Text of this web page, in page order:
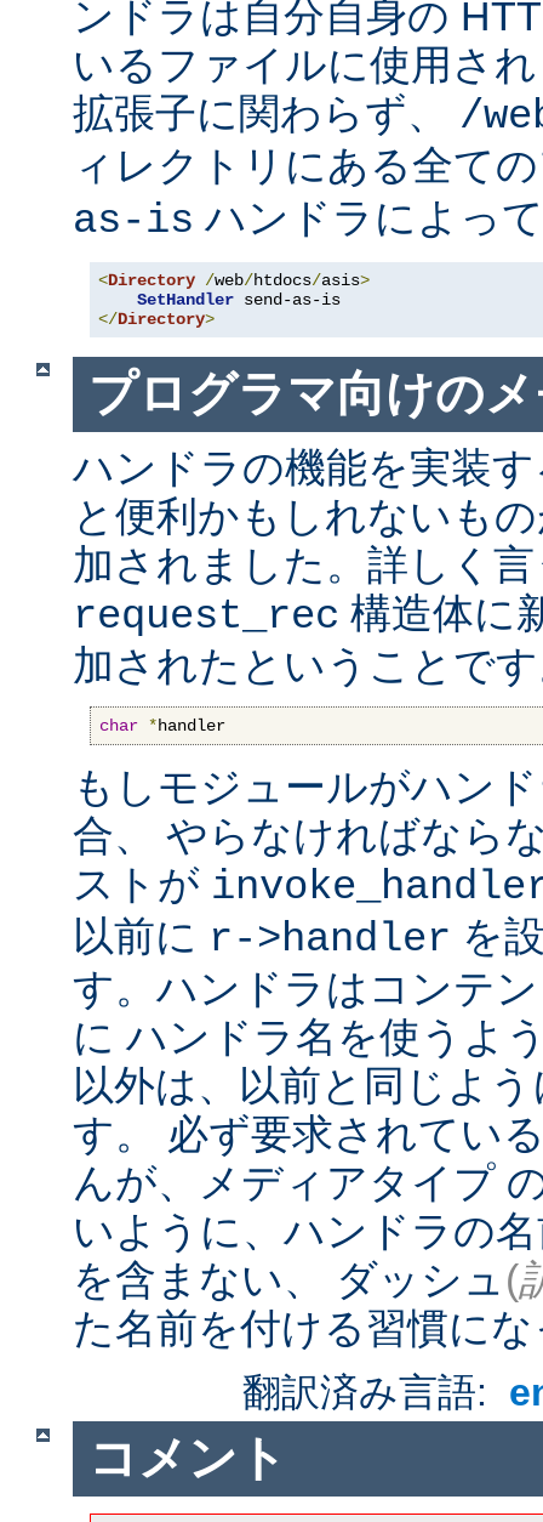
ンドラは自分自身の
いるファイルに使用さ
拡張子に関わらず、 /
ィレクトリにある全て
as-is ハンドラによっ
<Directory /web/htdocs/asis>
SetHandler
</Directory>
プログラマ向けの
ハンドラの機能を実装
と便利かもしれないも
加されました。詳しく
request_rec 構造体に
加されたということで
char *handler
もしモジュールがハン
合、 やらなければなら
ストが
以前に r->handler を
す。ハンドラはコンテ
に ハンドラ名を使うよ
以外は、以前と同じよ
す。 必ず要求されてい
んが、メディアタイプ
いように、ハンドラの
を含まない、 ダッシュ (
た名前を付ける習慣に
翻訳済み言語:
コメント